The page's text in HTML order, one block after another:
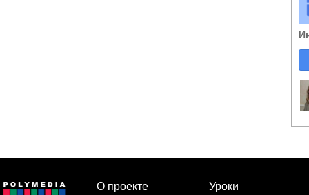
О проекте Уроки